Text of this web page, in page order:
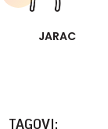
JARAC
TAGOVI: